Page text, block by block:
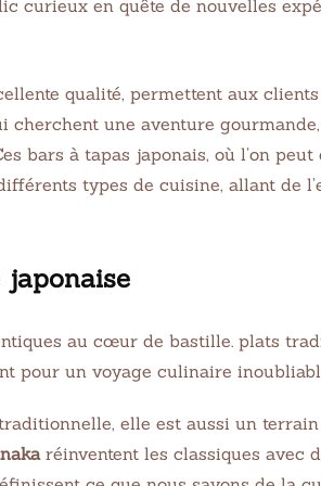
curieux en quête de nouvelles
qualité, permettent aux
cherchent une aventure
bars à tapas japonais, où l’on
types de cuisine, allant de
japonaise
elle est aussi un
réinventent les classiques avec
Popcorn
32 min Cook
8 juin